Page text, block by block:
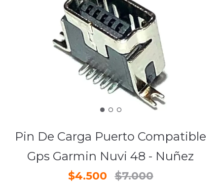
Pin De Carga Puerto Compatible
Gps Garmin Nuvi 48 - Nuñez
$4.500 $7.000